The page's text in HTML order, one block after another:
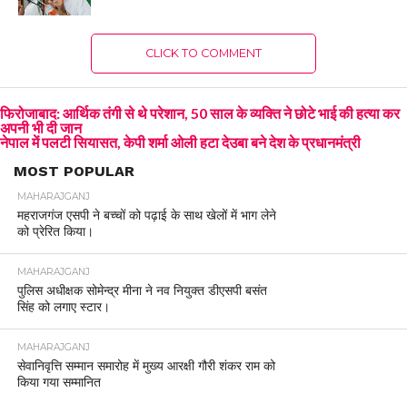
CLICK TO COMMENT
फिरोजाबाद: आर्थिक तंगी से थे परेशान, 50 साल के व्यक्ति ने छोटे भाई की हत्या कर
अपनी भी दी जान
नेपाल में पलटी सियासत, केपी शर्मा ओली हटा देउबा बने देश के प्रधानमंत्री
MOST POPULAR
MAHARAJGANJ
महराजगंज एसपी ने बच्चों को पढ़ाई के साथ खेलों में भाग लेने
को प्रेरित किया।
MAHARAJGANJ
पुलिस अधीक्षक सोमेन्द्र मीना ने नव नियुक्त डीएसपी बसंत
सिंह को लगाए स्टार।
MAHARAJGANJ
सेवानिवृत्ति सम्मान समारोह में मुख्य आरक्षी गौरी शंकर राम को
किया गया सम्मानित